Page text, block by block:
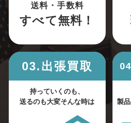
送料・手数料
すべて無料！
03.出張買取
持っていくのも、
送るのも大変そんな時は
製